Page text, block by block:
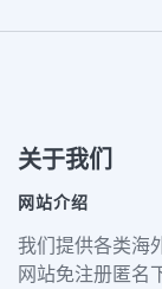
关于我们
网站介绍
我们提供各类海
网站免注册匿名